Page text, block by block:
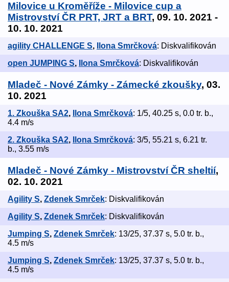
Milovice u Kroměříže - Milovice cup a
Mistrovství ČR PRT, JRT a BRT, 09. 10. 2021 -
10. 10. 2021
agility CHALLENGE S, Ilona Smrčková: Diskvalifikován
open JUMPING S, Ilona Smrčková: Diskvalifikován
Mladeč - Nové Zámky - Zámecké zkoušky, 03.
10. 2021
1. Zkouška SA2, Ilona Smrčková: 1/5, 40.25 s, 0.0 tr. b.,
4.4 m/s
2. Zkouška SA2, Ilona Smrčková: 3/5, 55.21 s, 6.21 tr.
b., 3.55 m/s
Mladeč - Nové Zámky - Mistrovství ČR sheltií,
02. 10. 2021
Agility S, Zdenek Smrček: Diskvalifikován
Agility S, Zdenek Smrček: Diskvalifikován
Jumping S, Zdenek Smrček: 13/25, 37.37 s, 5.0 tr. b.,
4.5 m/s
Jumping S, Zdenek Smrček: 13/25, 37.37 s, 5.0 tr. b.,
4.5 m/s